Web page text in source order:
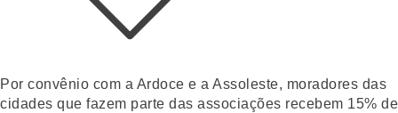
Por convênio com a Ardoce e a Assoleste, moradores das
cidades que fazem parte das associações recebem 15% de